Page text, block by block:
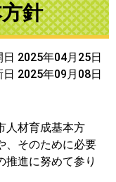
針
日 2025年04月25日
日 2025年09月08日
人材育成基本方
、そのために必要
推進に努めて参り